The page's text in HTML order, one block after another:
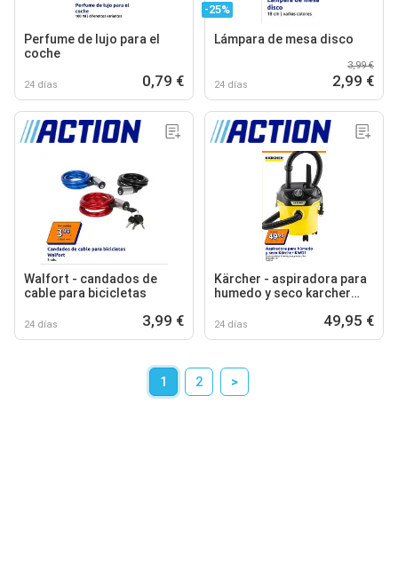
Perfume de lujo para el
coche
24 días 0,79 €
-25%
Lámpara de mesa disco
24 días
3,99 €
2,99 €
Walfort - candados de
cable para bicicletas
24 días 3,99 €
Kärcher - aspiradora para
humedo y seco karcher
24 días 49,95 €
1 2 >